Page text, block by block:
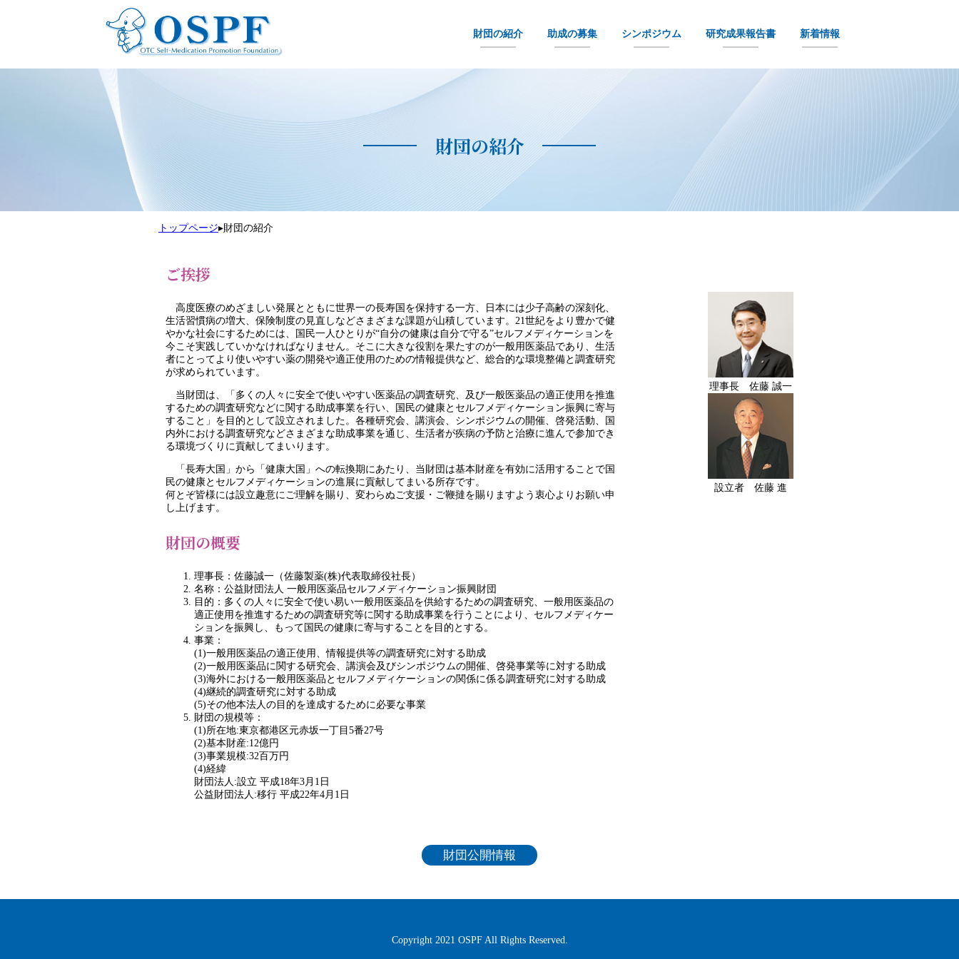
財団の紹介 助成の募集 シンポジウム 研究成果報告書 新着情報
財団の紹介
トップページ▸財団の紹介
ご挨拶
高度医療のめざましい発展とともに世界一の長寿国を保持する一方、日本には少子高齢の深刻化、
生活習慣病の増大、保険制度の見直しなどさまざまな課題が山積しています。21世紀をより豊かで健
やかな社会にするためには、国民一人ひとりが“自分の健康は自分で守る”セルフメディケーションを
今こそ実践していかなければなりません。そこに大きな役割を果たすのが一般用医薬品であり、生活
者にとってより使いやすい薬の開発や適正使用のための情報提供など、総合的な環境整備と調査研究
が求められています。
当財団は、「多くの人々に安全で使いやすい医薬品の調査研究、及び一般医薬品の適正使用を推進
するための調査研究などに関する助成事業を行い、国民の健康とセルフメディケーション振興に寄与
すること」を目的として設立されました。各種研究会、講演会、シンポジウムの開催、啓発活動、国
内外における調査研究などさまざまな助成事業を通じ、生活者が疾病の予防と治療に進んで参加でき
る環境づくりに貢献してまいります。
「長寿大国」から「健康大国」への転換期にあたり、当財団は基本財産を有効に活用することで国
民の健康とセルフメディケーションの進展に貢献してまいる所存です。
何とぞ皆様には設立趣意にご理解を賜り、変わらぬご支援・ご鞭撻を賜りますよう衷心よりお願い申
し上げます。
理事長 佐藤 誠一
設立者 佐藤 進
財団の概要
理事長：佐藤誠一（佐藤製薬(株)代表取締役社長）
名称：公益財団法人 一般用医薬品セルフメディケーション振興財団
目的：多くの人々に安全で使い易い一般用医薬品を供給するための調査研究、一般用医薬品の
適正使用を推進するための調査研究等に関する助成事業を行うことにより、セルフメディケー
ションを振興し、もって国民の健康に寄与することを目的とする。
事業：
(1)一般用医薬品の適正使用、情報提供等の調査研究に対する助成
(2)一般用医薬品に関する研究会、講演会及びシンポジウムの開催、啓発事業等に対する助成
(3)海外における一般用医薬品とセルフメディケーションの関係に係る調査研究に対する助成
(4)継続的調査研究に対する助成
(5)その他本法人の目的を達成するために必要な事業
財団の規模等：
(1)所在地:東京都港区元赤坂一丁目5番27号
(2)基本財産:12億円
(3)事業規模:32百万円
(4)経緯
財団法人:設立 平成18年3月1日
公益財団法人:移行 平成22年4月1日
財団公開情報
Copyright 2021 OSPF All Rights Reserved.